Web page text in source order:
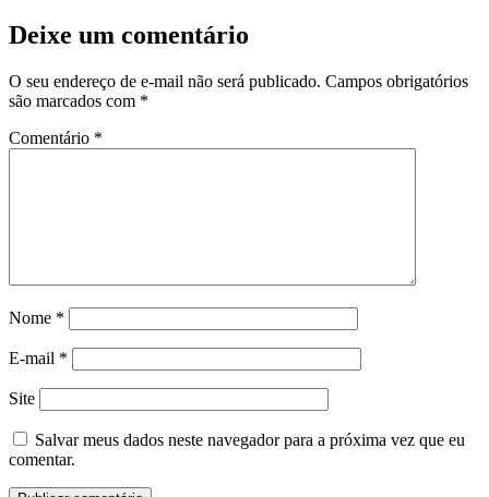
Deixe um comentário
O seu endereço de e-mail não será publicado. Campos obrigatórios
são marcados com *
Comentário *
Nome *
E-mail *
Site
Salvar meus dados neste navegador para a próxima vez que eu
comentar.